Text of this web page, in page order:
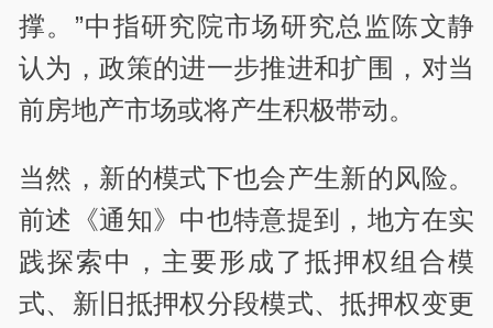
撑。”中指研究院市场研究总监陈文静
认为，政策的进一步推进和扩围，对当
前房地产市场或将产生积极带动。
当然，新的模式下也会产生新的风险。
前述《通知》中也特意提到，地方在实
践探索中，主要形成了抵押权组合模
式、新旧抵押权分段模式、抵押权变更